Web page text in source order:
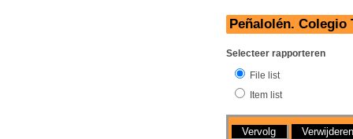
Peñalolén. Colegio
Selecteer rapporteren
File list
Item list
Handelingen Verwijderen